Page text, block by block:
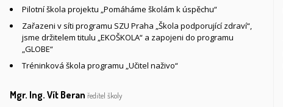
Pilotní škola projektu „Pomáháme školám k úspěchu“
Zařazeni v síti programu SZU Praha „Škola podporující zdraví“,
jsme držitelem titulu „EKOŠKOLA“ a zapojeni do programu
„GLOBE“
Tréninková škola programu „Učitel naživo“
Mgr. Ing. Vít Beran ředitel školy